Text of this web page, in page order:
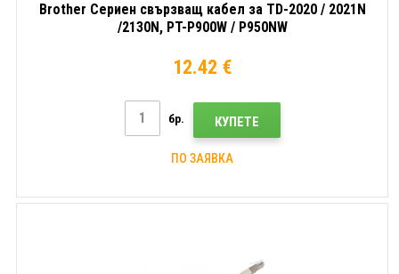
Brother Сериен свързващ кабел за TD-2020 / 2021N
/2130N, PT-P900W / P950NW
12.42 €
бр. КУПЕТЕ
ПО ЗАЯВКА